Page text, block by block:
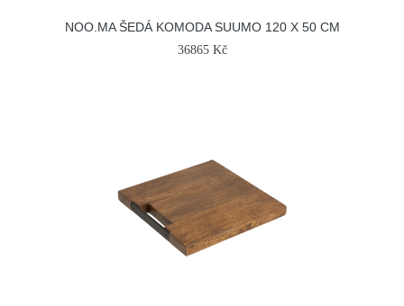
NOO.MA ŠEDÁ KOMODA SUUMO 120 X 50 CM
36865 Kč